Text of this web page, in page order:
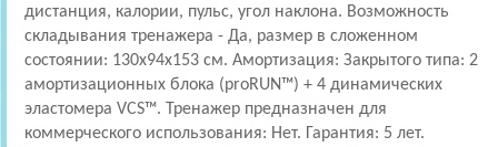
дистанция, калории, пульс, угол наклона. Возможность
складывания тренажера - Да, размер в сложенном
состоянии: 130x94x153 см. Амортизация: Закрытого типа: 2
амортизационных блока (proRUN™) + 4 динамических
эластомера VCS™. Тренажер предназначен для
коммерческого использования: Нет. Гарантия: 5 лет.